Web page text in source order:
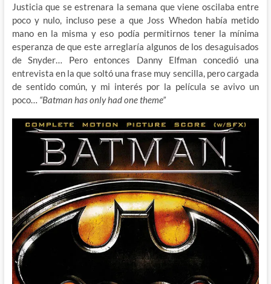
Justicia que se estrenara la semana que viene oscilaba entre
poco y nulo, incluso pese a que Joss Whedon había metido
mano en la misma y eso podía permitirnos tener la mínima
esperanza de que este arreglaría algunos de los desaguisados
de Snyder… Pero entonces Danny Elfman concedió una
entrevista en la que soltó una frase muy sencilla, pero cargada
de sentido común, y mi interés por la película se avivo un
poco… “Batman has only had one theme”